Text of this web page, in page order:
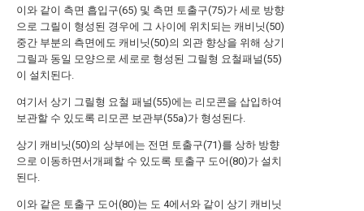
이와 같이 측면 흡입구(65) 및 측면 토출구(75)가 세로 방향
으로 그릴이 형성된 경우에 그 사이에 위치되는 캐비닛(50)
중간 부분의 측면에도 캐비닛(50)의 외관 향상을 위해 상기
그릴과 동일 모양으로 세로로 형성된 그릴형 요철패널(55)
이 설치된다.
여기서 상기 그릴형 요철 패널(55)에는 리모콘을 삽입하여
보관할 수 있도록 리모콘 보관부(55a)가 형성된다.
상기 캐비닛(50)의 상부에는 전면 토출구(71)를 상하 방향
으로 이동하면서개폐할 수 있도록 토출구 도어(80)가 설치
된다.
이와 같은 토출구 도어(80)는 도 4에서와 같이 상기 캐비닛